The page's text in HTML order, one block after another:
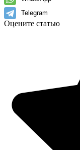
Telegram
Оцените статью